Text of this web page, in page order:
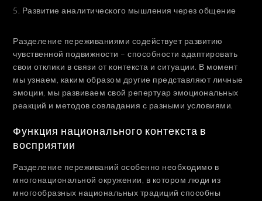
Развитие аналитического мышления через общение
Разделение переживаниями содействует развитию
чувственной подвижности – способности адаптировать
свои отклики в связи от контекста и ситуации. В момент
мы узнаем, каким образом другие представляют личные
эмоции, мы развиваем свой репертуар эмоциональных
реакций и методов совладания с разными условиями.
Функция национального контекста в
восприятии
Разделение переживаний особенно необходимо в
многонациональной окружении, в котором люди из
многообразных национальных традиций способны